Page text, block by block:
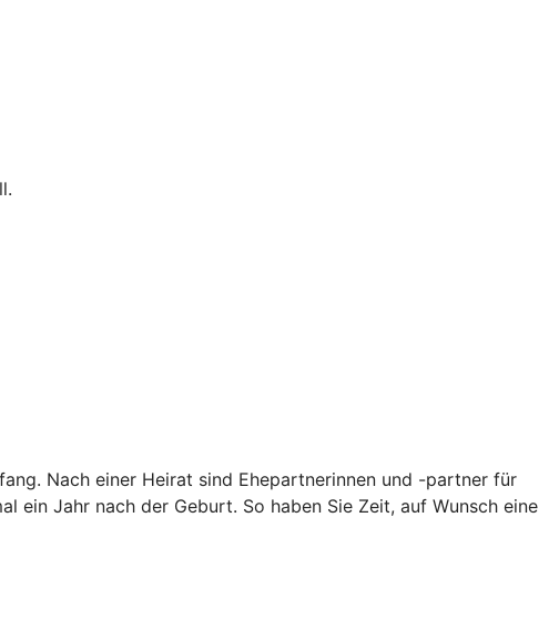
Nach einer Heirat sind Ehepartnerinnen und -partner für
ein Jahr nach der Geburt. So haben Sie Zeit, auf Wunsch eine